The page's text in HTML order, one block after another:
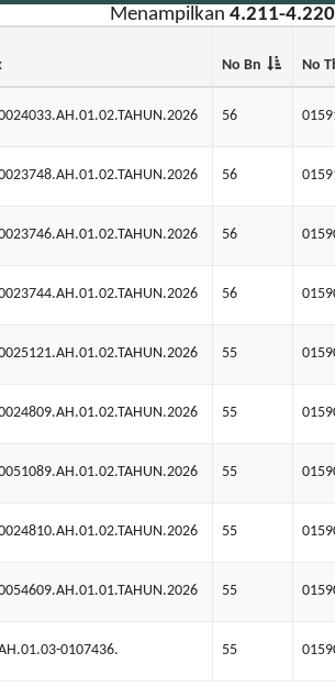
Menampilkan 4.211-4.220
No Bn No
56
56
56
56
55
55
55
55
55
0107436. 55